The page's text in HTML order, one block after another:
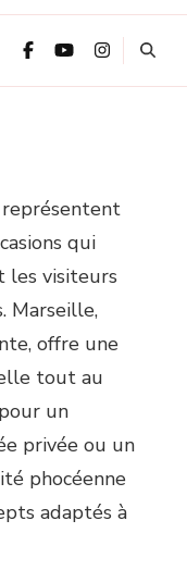
qui
les visiteurs
Marseille,
offre une
tout au
un
privée ou un
phocéenne
adaptés à